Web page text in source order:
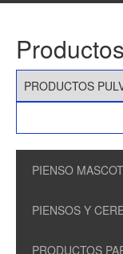
PIENSO
PIENSOS Y
PRODUCTOS